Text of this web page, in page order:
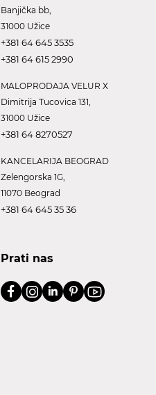
Banjička bb,
31000 Užice
+381 64 645 3535
+381 64 615 2990
MALOPRODAJA VELUR X
Dimitrija Tucovica 131,
31000 Užice
+381 64 8270527
KANCELARIJA BEOGRAD
Zelengorska 1G,
11070 Beograd
+381 64 645 35 36
Prati nas